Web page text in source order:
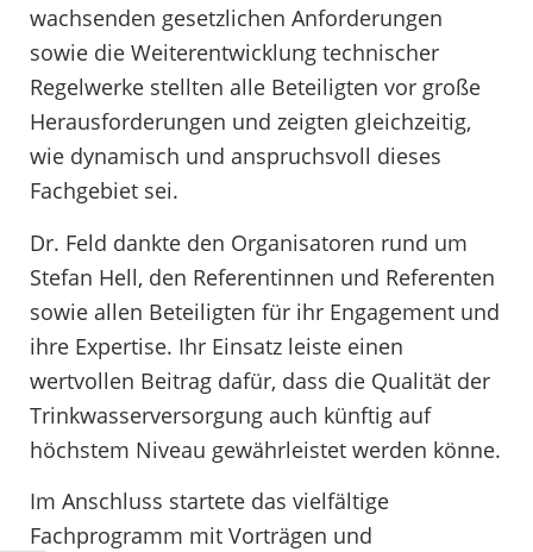
wachsenden gesetzlichen Anforderungen
sowie die Weiterentwicklung technischer
Regelwerke stellten alle Beteiligten vor große
Herausforderungen und zeigten gleichzeitig,
wie dynamisch und anspruchsvoll dieses
Fachgebiet sei.
Dr. Feld dankte den Organisatoren rund um
Stefan Hell, den Referentinnen und Referenten
sowie allen Beteiligten für ihr Engagement und
ihre Expertise. Ihr Einsatz leiste einen
wertvollen Beitrag dafür, dass die Qualität der
Trinkwasserversorgung auch künftig auf
höchstem Niveau gewährleistet werden könne.
Im Anschluss startete das vielfältige
Fachprogramm mit Vorträgen und